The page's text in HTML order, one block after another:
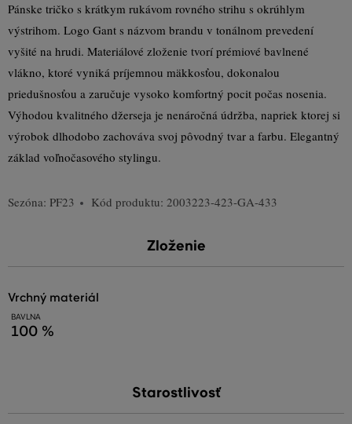
Pánske tričko s krátkym rukávom rovného strihu s okrúhlym
výstrihom. Logo Gant s názvom brandu v tonálnom prevedení
vyšité na hrudi. Materiálové zloženie tvorí prémiové bavlnené
vlákno, ktoré vyniká príjemnou mäkkosťou, dokonalou
priedušnosťou a zaručuje vysoko komfortný pocit počas nosenia.
Výhodou kvalitného džerseja je nenáročná údržba, napriek ktorej si
výrobok dlhodobo zachováva svoj pôvodný tvar a farbu. Elegantný
základ voľnočasového stylingu.
Sezóna: PF23 Kód produktu: 2003223-423-GA-433
Zloženie
vrchný materiál
BAVLNA
100 %
Starostlivosť